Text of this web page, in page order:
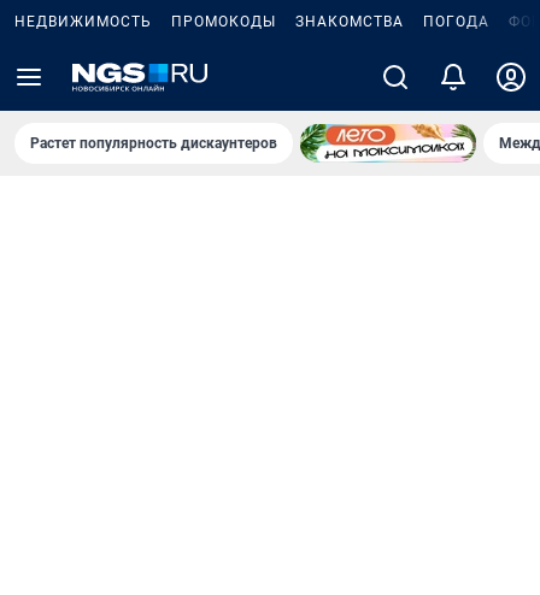
НЕДВИЖИМОСТЬ ПРОМОКОДЫ ЗНАКОМСТВА ПОГОДА
Растет популярность дискаунтеров